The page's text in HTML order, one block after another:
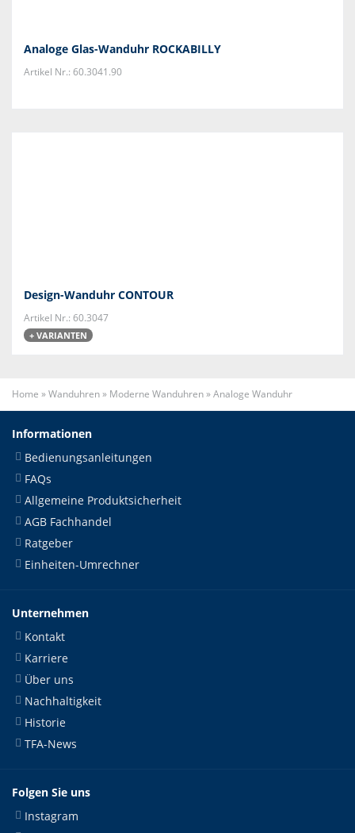
Analoge Glas-Wanduhr ROCKABILLY
Artikel Nr.: 60.3041.90
Design-Wanduhr CONTOUR
Artikel Nr.: 60.3047
+ VARIANTEN
Home »Wanduhren» Moderne Wanduhren»Analoge Wanduhr
Informationen
Bedienungsanleitungen
FAQs
Allgemeine Produktsicherheit
AGB Fachhandel
Ratgeber
Einheiten-Umrechner
Unternehmen
Kontakt
Karriere
Über uns
Nachhaltigkeit
Historie
TFA-News
Folgen Sie uns
Instagram